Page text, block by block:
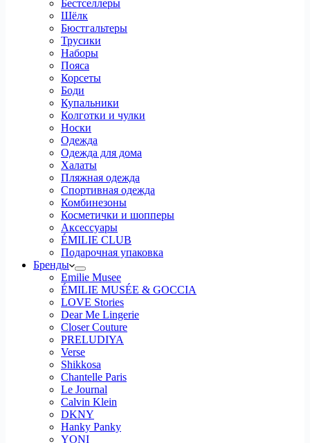
Бестселлеры
Шёлк
Бюстгальтеры
Трусики
Наборы
Пояса
Корсеты
Боди
Купальники
Колготки и чулки
Носки
Одежда
Одежда для дома
Халаты
Пляжная одежда
Спортивная одежда
Комбинезоны
Косметички и шопперы
Аксессуары
ÉMILIE CLUB
Подарочная упаковка
Бренды
Emilie Musee
ÉMILIE MUSÉE & GOCCIA
LOVE Stories
Dear Me Lingerie
Closer Couture
PRELUDIYA
Verse
Shikkosa
Chantelle Paris
Le Journal
Calvin Klein
DKNY
Hanky Panky
YONI